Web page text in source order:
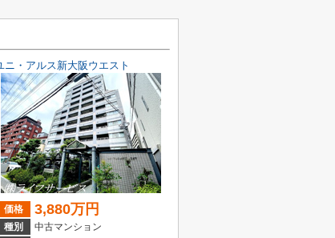
ニ・アルス新大阪ウエスト
価格 3,880万円
種別 中古マンション